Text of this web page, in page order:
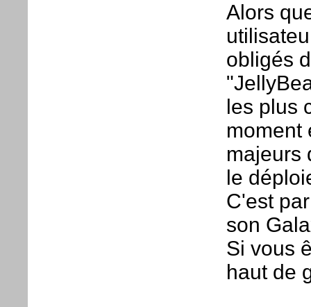
Alors
obligés
les plus
moment
majeurs
le
C'est
son
Si vous
haut de